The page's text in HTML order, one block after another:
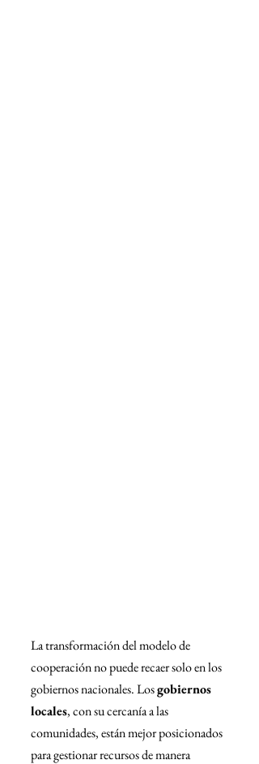
La transformación del modelo de
cooperación no puede recaer solo en los
gobiernos nacionales. Los gobiernos
locales, con su cercanía a las
comunidades, están mejor posicionados
para gestionar recursos de manera